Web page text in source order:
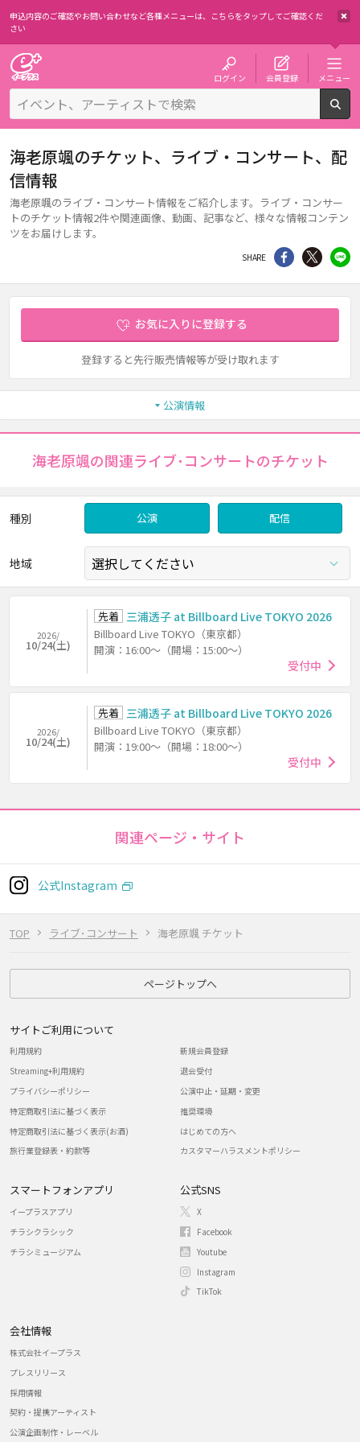
申込内容のご確認やお問い合わせなど各種メニューは、 こちらをタップしてご確認くだ
さい
ログイン 会員登録 メニュー
TOP ライブ･コンサート 海老原颯 チケット
海老原颯のチケット、ライブ・コンサート、配
信情報
海老原颯のライブ・コンサート情報をご紹介します。ライブ・コンサー
トのチケット情報2件や関連画像、動画、記事など、様々な情報コンテン
ツをお届けします。
SHARE シェア Twitter
お気に入りに登録する
登録すると先行販売情報等が受け取れます
公演情報
海老原颯の関連ライブ･コンサートのチケット
種別 公演 配信
地域
2026/
10/24(土)
先着 三浦透子 at Billboard Live TOKYO 2026
Billboard Live TOKYO（東京都）
開演：16:00～（開場：15:00～）
受付中
2026/
10/24(土)
先着 三浦透子 at Billboard Live TOKYO 2026
Billboard Live TOKYO（東京都）
開演：19:00～（開場：18:00～）
受付中
関連ページ・サイト
公式Instagram
ページトップへ
サイトご利用について
利用規約
Streaming+利用規約
プライバシーポリシー
特定商取引法に基づく表示
特定商取引法に基づく表示(お酒)
旅行業登録表・約款等
新規会員登録
退会受付
公演中止・延期・変更
推奨環境
はじめての方へ
カスタマーハラスメントポリシー
スマートフォンアプリ
イープラスアプリ
チラシクラシック
チラシミュージアム
公式SNS
X
Facebook
Youtube
Instagram
TikTok
会社情報
株式会社イープラス
プレスリリース
採用情報
契約・提携アーティスト
公演企画制作・レーベル